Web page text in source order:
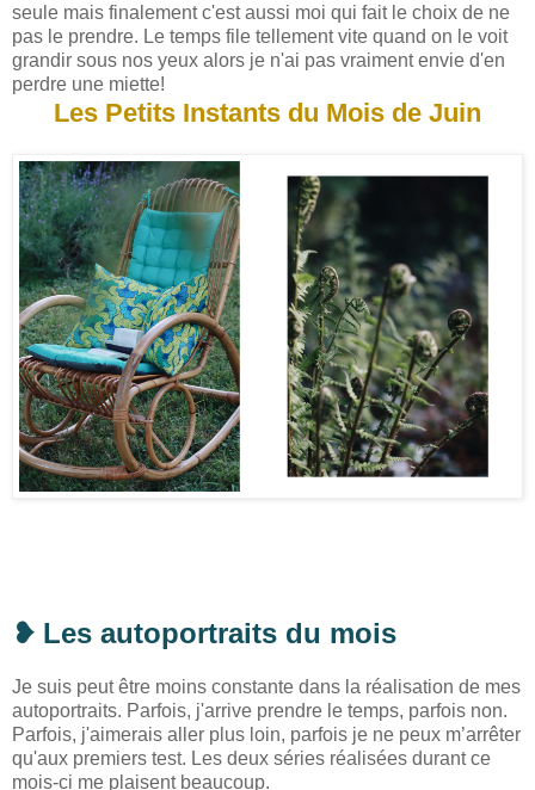
seule mais finalement c'est aussi moi qui fait le choix de ne
pas le prendre. Le temps file tellement vite quand on le voit
grandir sous nos yeux alors je n'ai pas vraiment envie d'en
perdre une miette!
Les Petits Instants du Mois de Juin
❥ Les autoportraits du mois
Je suis peut être moins constante dans la réalisation de mes
autoportraits. Parfois, j'arrive prendre le temps, parfois non.
Parfois, j'aimerais aller plus loin, parfois je ne peux m’arrêter
qu'aux premiers test. Les deux séries réalisées durant ce
mois-ci me plaisent beaucoup.